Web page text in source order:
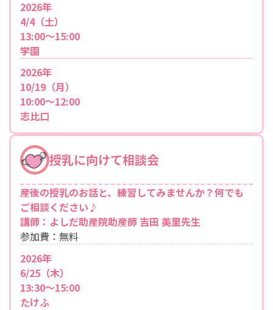
2026年
4/4（土）
13:00～15:00
学園
2026年
10/19（月）
10:00～12:00
志比口
授乳に向けて相談会
産後の授乳のお話と、練習してみませんか？何でも
ご相談ください♪
講師：よしだ助産院助産師 吉田 美里先生
参加費：無料
2026年
6/25（木）
13:30～15:00
たけふ